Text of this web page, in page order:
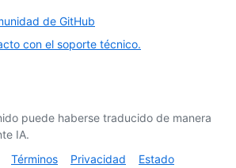
de GitHub
con el soporte técnico.
puede haberse traducido de manera
IA.
Términos Privacidad Estado